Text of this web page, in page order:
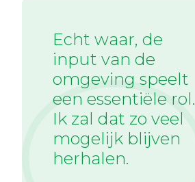
Echt waar, de
input van de
omgeving speelt
een essentiële rol.
Ik zal dat zo veel
mogelijk blijven
herhalen.